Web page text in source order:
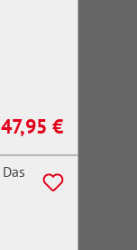
Regulärer Preis:
47,95 €